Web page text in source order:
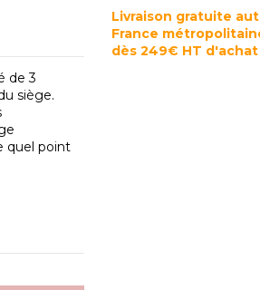
de 3
siège.
quel point
Livraison gratuite
France
dès 249€ HT d'achat